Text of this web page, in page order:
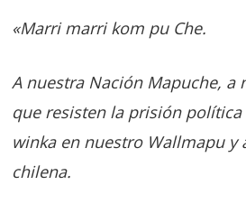
«Marri marri kom pu Che.
A nuestra Nación Mapuche, a
que resisten la prisión política
winka en nuestro Wallmapu y
chilena.